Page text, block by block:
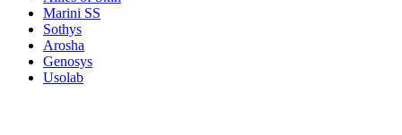
Marini SS
Sothys
Arosha
Genosys
Usolab